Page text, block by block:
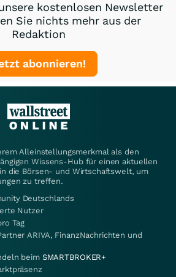
kostenlosen Newsletter
Sie nichts mehr aus der
Redaktion
abonnieren!
Alleinstellungsmerkmal als den
Wissens-Hub für einen aktuellen
die Börsen- und Wirtschaftswelt, um
zu treffen.
Deutschlands
Nutzer
Tag
ARIVA, FinanzNachrichten und
beim SMARTBROKER+